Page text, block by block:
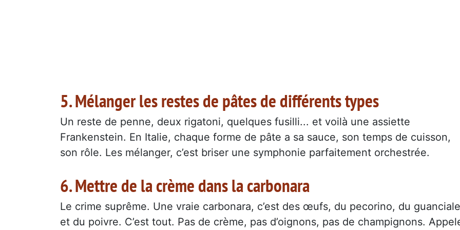
5. Mélanger les restes de pâtes de différents types
Un reste de penne, deux rigatoni, quelques fusilli... et voilà une assiette
Frankenstein. En Italie, chaque forme de pâte a sa sauce, son temps de cuisson,
son rôle. Les mélanger, c’est briser une symphonie parfaitement orchestrée.
6. Mettre de la crème dans la carbonara
Le crime suprême. Une vraie carbonara, c’est des œufs, du pecorino, du guanciale
et du poivre. C’est tout. Pas de crème, pas d’oignons, pas de champignons.